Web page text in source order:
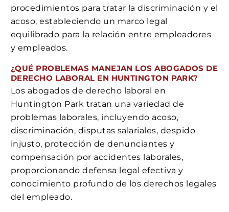
procedimientos para tratar la discriminación y el
acoso, estableciendo un marco legal
equilibrado para la relación entre empleadores
y empleados.
¿QUÉ PROBLEMAS MANEJAN LOS ABOGADOS DE
DERECHO LABORAL EN HUNTINGTON PARK?
Los abogados de derecho laboral en
Huntington Park tratan una variedad de
problemas laborales, incluyendo acoso,
discriminación, disputas salariales, despido
injusto, protección de denunciantes y
compensación por accidentes laborales,
proporcionando defensa legal efectiva y
conocimiento profundo de los derechos legales
del empleado.